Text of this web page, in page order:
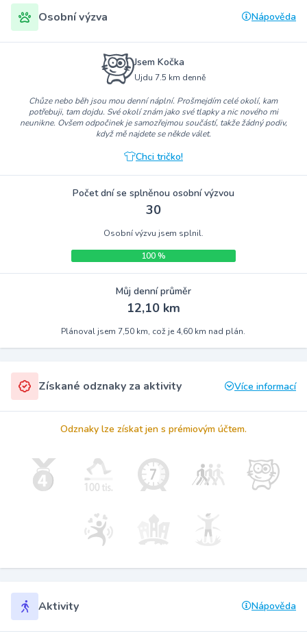
Osobní výzva Nápověda
Jsem Kočka
Ujdu 7.5 km denně
Chůze nebo běh jsou mou denní náplní. Prošmejdím celé okolí, kam
potřebuji, tam dojdu. Své okolí znám jako své tlapky a nic nového mi
neunikne. Ovšem odpočinek je samozřejmou součástí, takže žádný podiv,
když mě najdete se někde válet.
Chci tričko!
Počet dní se splněnou osobní výzvou
30
Osobní výzvu jsem splnil.
100 %
Můj denní průměr
12,10 km
Plánoval jsem 7,50 km, což je 4,60 km nad plán.
Získané odznaky za aktivity Více informací
Odznaky lze získat jen s prémiovým účtem.
Aktivity Nápověda